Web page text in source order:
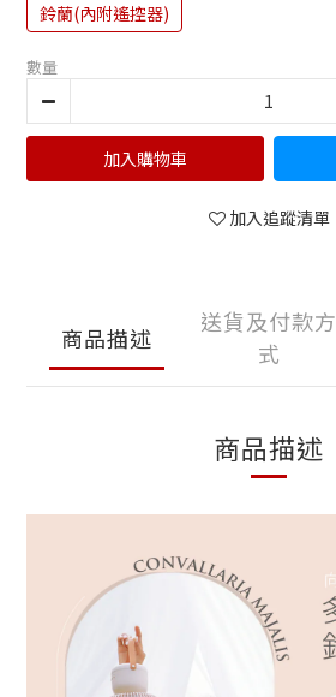
鈴蘭(內附遙控器)
數量
加入購物車
加入追蹤清單
商品描述
送貨及付款方
式
商品描述